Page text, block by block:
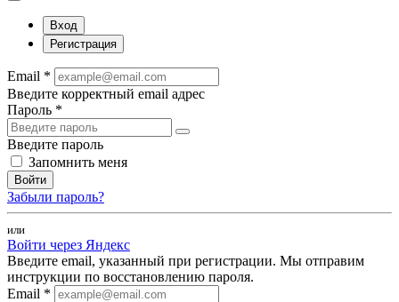
Вход
Регистрация
Email *
Введите корректный email адрес
Пароль *
Введите пароль
Запомнить меня
Войти
Забыли пароль?
или
Войти через Яндекс
Введите email, указанный при регистрации. Мы отправим
инструкции по восстановлению пароля.
Email *